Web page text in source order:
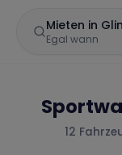
Mieten in
Egal wann
12